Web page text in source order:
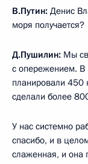
В.Путин: Денис
моря получается?
Д.Пушилин: Мы
с опережением. В
планировали 450
сделали более
У нас системно
спасибо, и в
слаженная, и она